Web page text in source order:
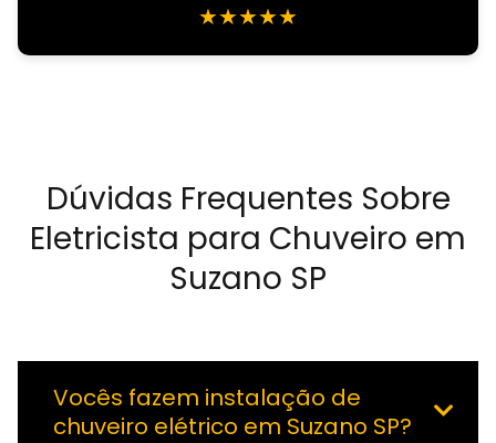
★★★★★
Dúvidas Frequentes Sobre
Eletricista para Chuveiro em
Suzano SP
Vocês fazem instalação de
chuveiro elétrico em Suzano SP?